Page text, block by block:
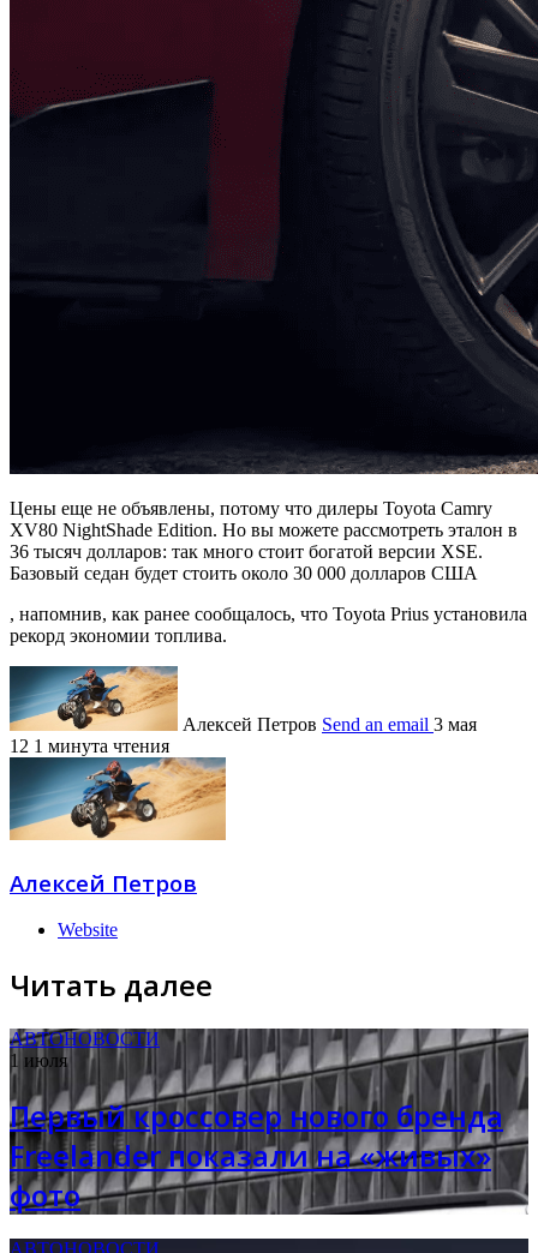
Цены еще не объявлены, потому что дилеры Toyota Camry
XV80 NightShade Edition. Но вы можете рассмотреть эталон в
36 тысяч долларов: так много стоит богатой версии XSE.
Базовый седан будет стоить около 30 000 долларов США
, напомнив, как ранее сообщалось, что Toyota Prius установила
рекорд экономии топлива.
Алексей Петров Send an email 3 мая
12 1 минута чтения
Алексей Петров
Website
Читать далее
АВТОНОВОСТИ
1 июля
Первый кроссовер нового бренда
Freelander показали на «живых»
фото
АВТОНОВОСТИ